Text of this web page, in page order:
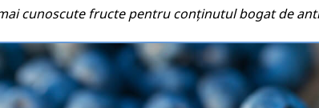
cunoscute fructe pentru conținutul bogat de